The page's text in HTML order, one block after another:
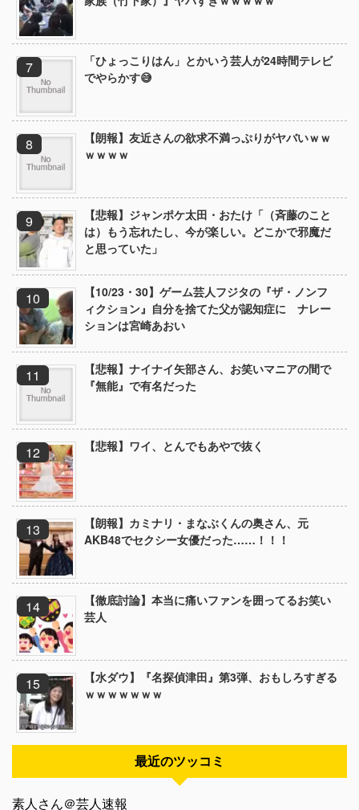
「ひょっこりはん」とかいう芸人が24時間テレビ
でやらかす😅
【朗報】友近さんの欲求不満っぷりがヤバいｗｗ
ｗｗｗｗ
【悲報】ジャンポケ太田・おたけ「（斉藤のこと
は）もう忘れたし、今が楽しい。どこかで邪魔だ
と思っていた」
【10/23・30】ゲーム芸人フジタの『ザ・ノンフ
ィクション』自分を捨てた父が認知症に ナレー
ションは宮崎あおい
【悲報】ナイナイ矢部さん、お笑いマニアの間で
『無能』で有名だった
【悲報】ワイ、とんでもあやで抜く
【朗報】カミナリ・まなぶくんの奥さん、元
AKB48でセクシー女優だった……！！！
【徹底討論】本当に痛いファンを囲ってるお笑い
芸人
【水ダウ】『名探偵津田』第3弾、おもしろすぎる
ｗｗｗｗｗｗｗ
最近のツッコミ
素人さん＠芸人速報